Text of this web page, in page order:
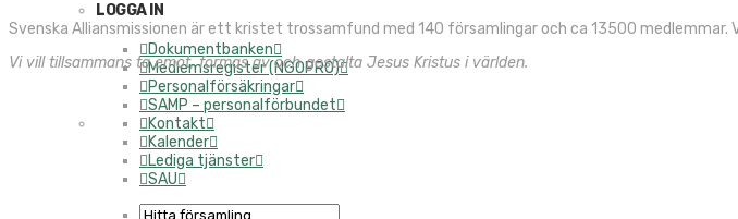
LOGGA IN
Dokumentbanken
Medlemsregister (NGOPRO)
Personalförsäkringar
SAMP – personalförbundet
Kontakt
Kalender
Lediga tjänster
SAU
Svenska Alliansmissionen är ett kristet trossamfund med 140 församlingar och ca 13500
Vi vill tillsammans ta emot, formas av och gestalta Jesus Kristus i världen.